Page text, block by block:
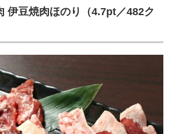
伊豆焼肉ほのり（4.7pt／482ク